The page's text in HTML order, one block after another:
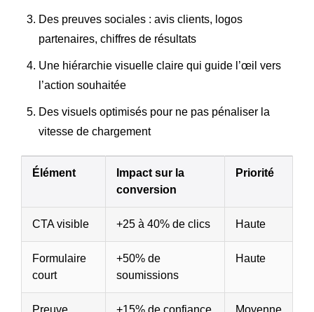
Des preuves sociales : avis clients, logos
partenaires, chiffres de résultats
Une hiérarchie visuelle claire qui guide l’œil vers
l’action souhaitée
Des visuels optimisés pour ne pas pénaliser la
vitesse de chargement
Élément
Impact sur la
conversion
Priorité
CTA visible +25 à 40% de clics Haute
Formulaire
court
+50% de
soumissions
Haute